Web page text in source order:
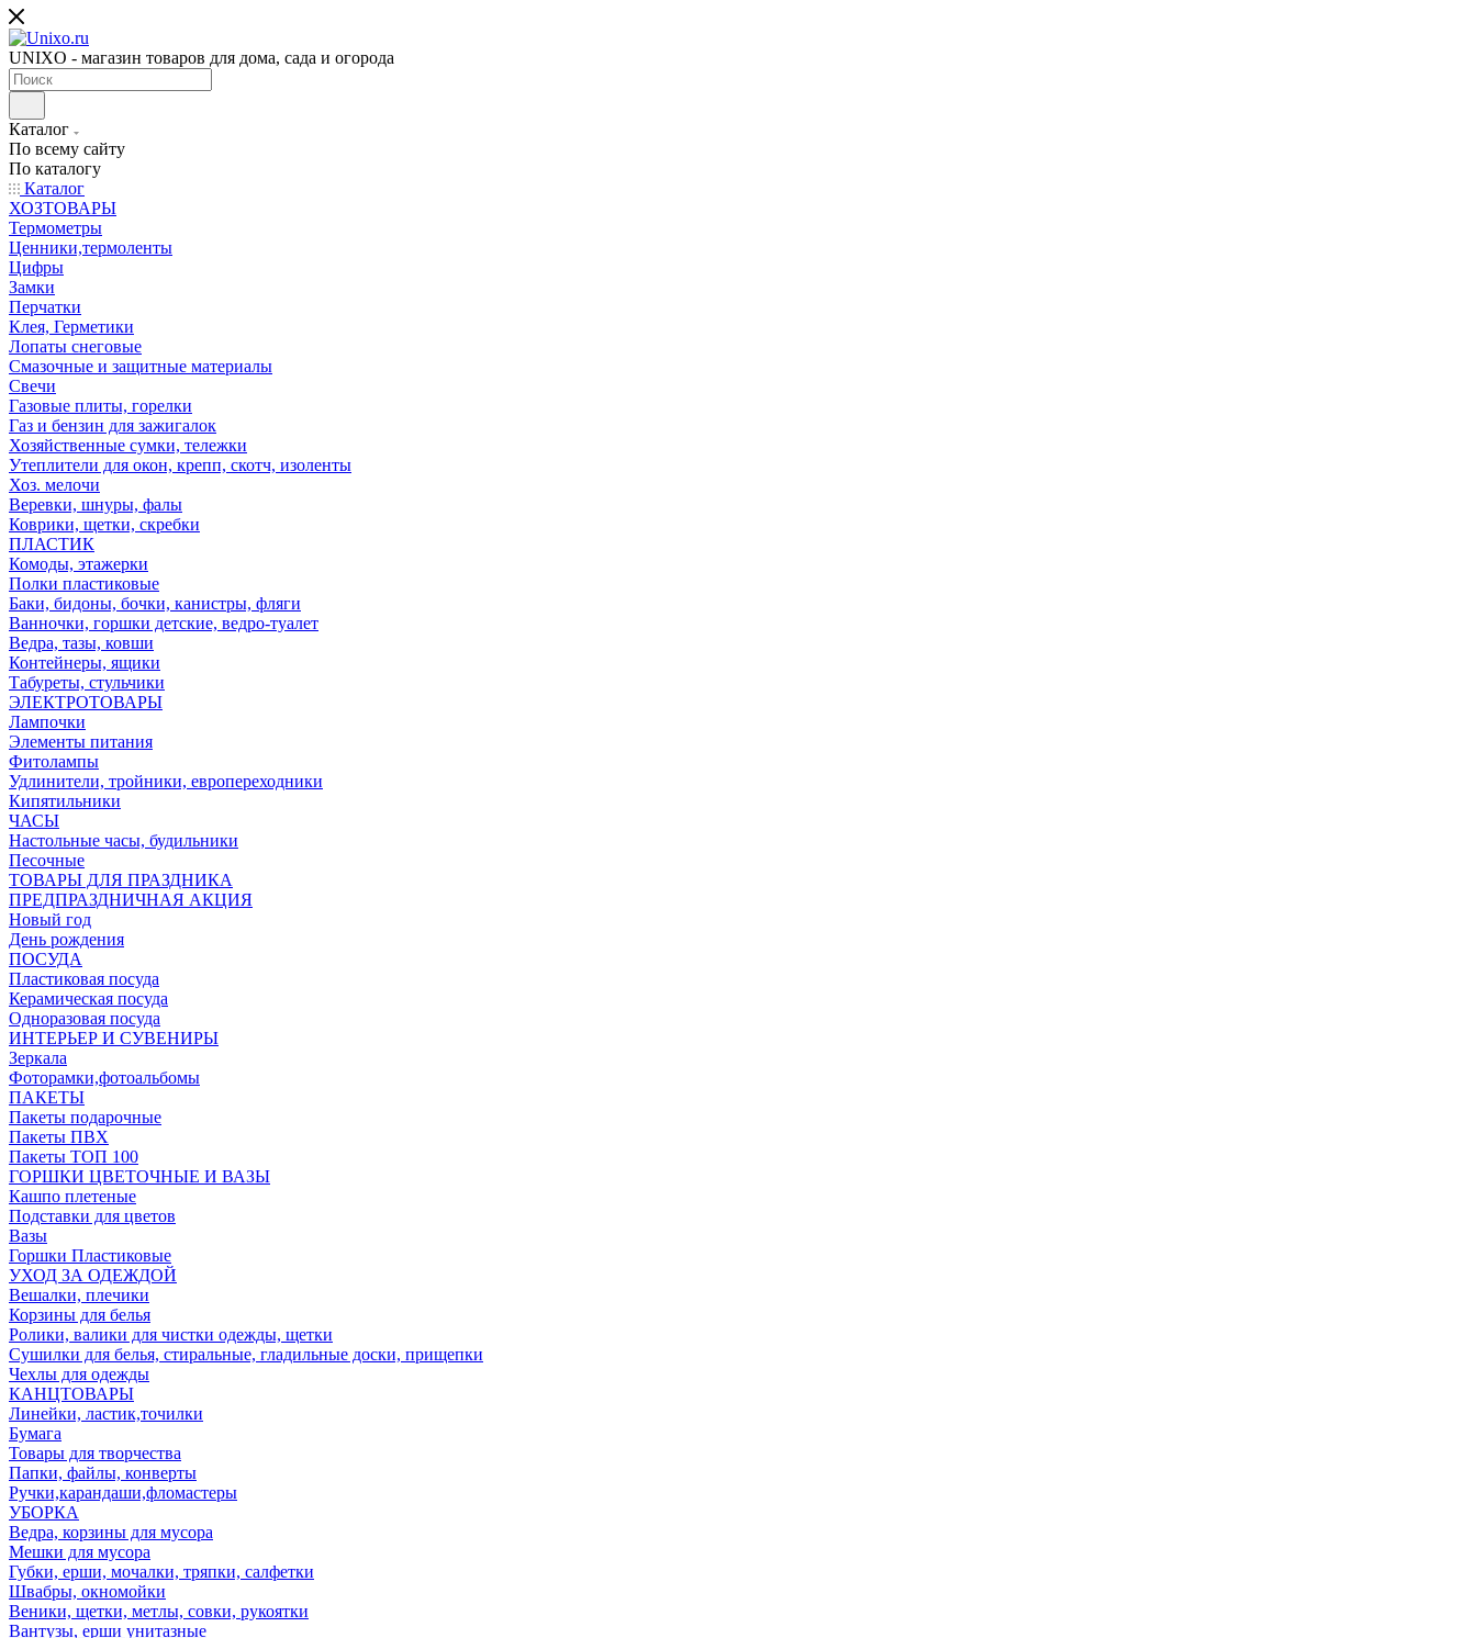
UNIXO - магазин товаров для дома, сада и огорода
Каталог
По всему сайту
По каталогу
Каталог
ХОЗТОВАРЫ
Термометры
Ценники,термоленты
Цифры
Замки
Перчатки
Клея, Герметики
Лопаты снеговые
Смазочные и защитные материалы
Свечи
Газовые плиты, горелки
Газ и бензин для зажигалок
Хозяйственные сумки, тележки
Утеплители для окон, крепп, скотч, изоленты
Хоз. мелочи
Веревки, шнуры, фалы
Коврики, щетки, скребки
ПЛАСТИК
Комоды, этажерки
Полки пластиковые
Баки, бидоны, бочки, канистры, фляги
Ванночки, горшки детские, ведро-туалет
Ведра, тазы, ковши
Контейнеры, ящики
Табуреты, стульчики
ЭЛЕКТРОТОВАРЫ
Лампочки
Элементы питания
Фитолампы
Удлинители, тройники, европереходники
Кипятильники
ЧАСЫ
Настольные часы, будильники
Песочные
ТОВАРЫ ДЛЯ ПРАЗДНИКА
ПРЕДПРАЗДНИЧНАЯ АКЦИЯ
Новый год
День рождения
ПОСУДА
Пластиковая посуда
Керамическая посуда
Одноразовая посуда
ИНТЕРЬЕР И СУВЕНИРЫ
Зеркала
Фоторамки,фотоальбомы
ПАКЕТЫ
Пакеты подарочные
Пакеты ПВХ
Пакеты ТОП 100
ГОРШКИ ЦВЕТОЧНЫЕ И ВАЗЫ
Кашпо плетеные
Подставки для цветов
Вазы
Горшки Пластиковые
УХОД ЗА ОДЕЖДОЙ
Вешалки, плечики
Корзины для белья
Ролики, валики для чистки одежды, щетки
Сушилки для белья, стиральные, гладильные доски, прищепки
Чехлы для одежды
КАНЦТОВАРЫ
Линейки, ластик,точилки
Бумага
Товары для творчества
Папки, файлы, конверты
Ручки,карандаши,фломастеры
УБОРКА
Ведра, корзины для мусора
Мешки для мусора
Губки, ерши, мочалки, тряпки, салфетки
Швабры, окномойки
Веники, щетки, метлы, совки, рукоятки
Вантузы, ерши унитазные